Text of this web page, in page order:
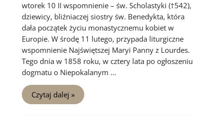
wtorek 10 II wspomnienie – św. Scholastyki (†542),
dziewicy, bliźniaczej siostry św. Benedykta, która
dała początek życiu monastycznemu kobiet w
Europie. W środę 11 lutego, przypada liturgiczne
wspomnienie Najświętszej Maryi Panny z Lourdes.
Tego dnia w 1858 roku, w cztery lata po ogłoszeniu
dogmatu o Niepokalanym …
Niedziela
5
zwykła
Czytaj dalej »